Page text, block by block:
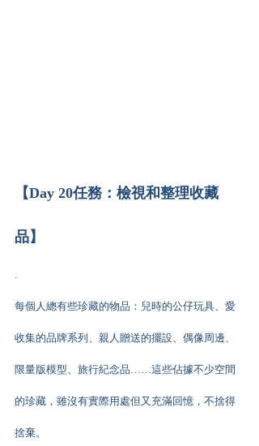
【Day 20任務：檢視和整理收藏
品】
.
每個人總有些珍藏的物品：兒時的公仔玩具、愛
收集的品牌系列、親人贈送的擺設、偶像周邊、
限量版模型、旅行紀念品……這些佔據不少空間
的珍藏，雖沒有實際用處但又充滿回憶，不捨得
捨棄。